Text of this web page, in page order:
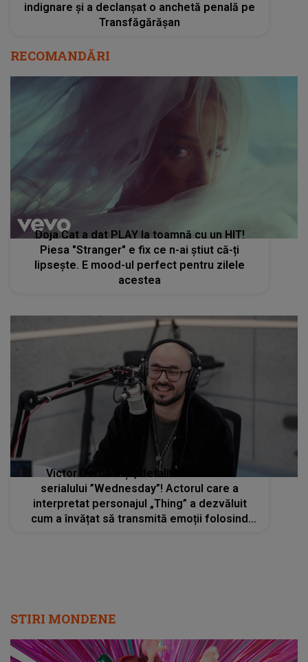
indignare și a declanșat o anchetă penală pe
Transfăgărășan
RECOMANDĂRI
Doja Cat a dat PLAY la toamnă cu un HIT!
Piesa "Stranger" e fix ce n-ai știut că-ți
lipsește. E mood-ul perfect pentru zilele
acestea
Victor Dorobanțu, detalii din culisele
serialului ”Wednesday”! Actorul care a
interpretat personajul „Thing” a dezvăluit
cum a învățat să transmită emoții folosind
STIRI MONDENE